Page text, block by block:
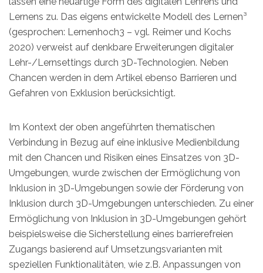
Lernens zu. Das eigens entwickelte Modell des Lernen³
(gesprochen: Lernenhoch3 – vgl. Reimer und Kochs
2020) verweist auf denkbare Erweiterungen digitaler
Lehr-/Lernsettings durch 3D-Technologien. Neben
Chancen werden in dem Artikel ebenso Barrieren und
Gefahren von Exklusion berücksichtigt.
Im Kontext der oben angeführten thematischen
Verbindung in Bezug auf eine inklusive Medienbildung
mit den Chancen und Risiken eines Einsatzes von 3D-
Umgebungen, wurde zwischen der Ermöglichung von
Inklusion in 3D-Umgebungen sowie der Förderung von
Inklusion durch 3D-Umgebungen unterschieden. Zu einer
Ermöglichung von Inklusion in 3D-Umgebungen gehört
beispielsweise die Sicherstellung eines barrierefreien
Zugangs basierend auf Umsetzungsvarianten mit
speziellen Funktionalitäten, wie z.B. Anpassungen von